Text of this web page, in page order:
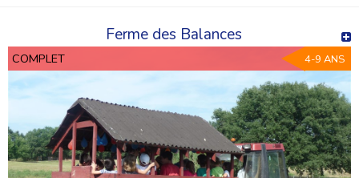
Ferme des Balances
COMPLET 4-9 ANS